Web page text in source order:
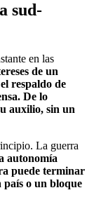
sud-
en las
de un
respaldo de
De lo
auxilio, sin un
La guerra
autonomía
puede terminar
país o un bloque